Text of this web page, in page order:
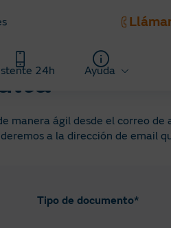
24h Ayuda
manera ágil desde el correo de
a la dirección de email
Tipo de documento*